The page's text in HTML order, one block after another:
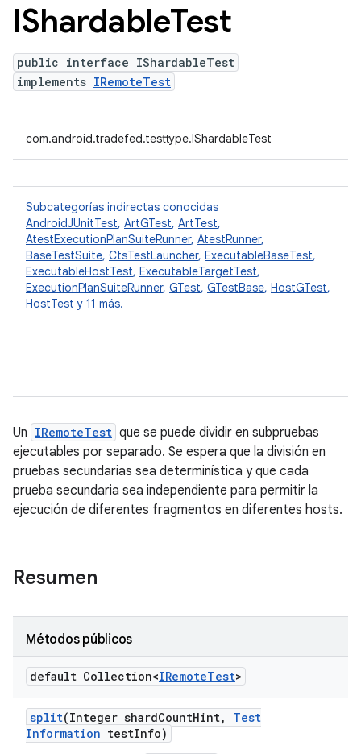
IShardableTest
public interface IShardableTest
implements IRemoteTest
com.android.tradefed.testtype.IShardableTest
Subcategorías indirectas conocidas
AndroidJUnitTest, ArtGTest, ArtTest,
AtestExecutionPlanSuiteRunner, AtestRunner,
BaseTestSuite, CtsTestLauncher, ExecutableBaseTest,
ExecutableHostTest, ExecutableTargetTest,
ExecutionPlanSuiteRunner, GTest, GTestBase, HostGTest,
HostTest y 11 más.
Un IRemoteTest que se puede dividir en subpruebas
ejecutables por separado. Se espera que la división en
pruebas secundarias sea determinística y que cada
prueba secundaria sea independiente para permitir la
ejecución de diferentes fragmentos en diferentes hosts.
Resumen
Métodos públicos
default Collection<IRemoteTest>
split(Integer shardCountHint,
Test
Information testInfo)